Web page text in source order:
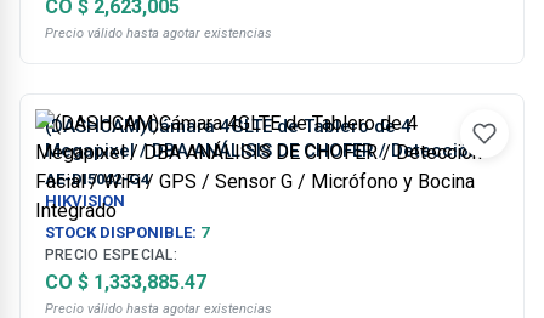
CO $ 2,623,005
Precio válido hasta agotar existencias
(DASHCAM)Cámara 4GLTE de Tablero de 4
Megapixel / DBA ANÁLISIS DE CHOFER / Detección
Facial / WiFi / GPS / Sensor G / Micrófono y Bocina
Integrado
AE-DI5042-G4
HIKVISION
STOCK DISPONIBLE: 7
PRECIO ESPECIAL:
CO $ 1,333,885.47
Precio válido hasta agotar existencias